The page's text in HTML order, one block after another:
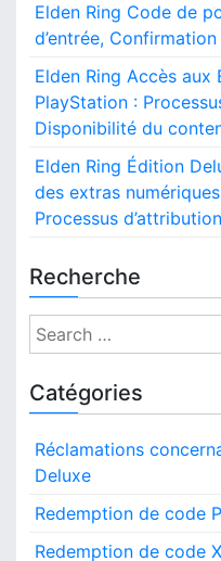
Elden Ring Code de
d’entrée,
Elden Ring Accès aux
PlayStation :
Disponibilité du
Elden Ring Édition
des extras
Processus d’attribution
Recherche
S
e
a
r
h
o
Catégories
Réclamations
Deluxe
Redemption de code
Redemption de code